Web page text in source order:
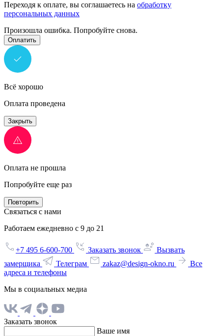
Переходя к оплате, вы соглашаетесь на обработку
персональных данных
Произошла ошибка. Попробуйте снова.
Оплатить
Всё хорошо
Оплата проведена
Закрыть
Оплата не прошла
Попробуйте еще раз
Повторить
Связаться с нами
Работаем ежедневно с 9 до 21
+7 495 6-600-700 Заказать звонок
Вызвать
замерщика
Телеграм zakaz@design-okno.ru
Все
адреса и телефоны
Мы в социальных медиа
Заказать звонок
Ваше имя